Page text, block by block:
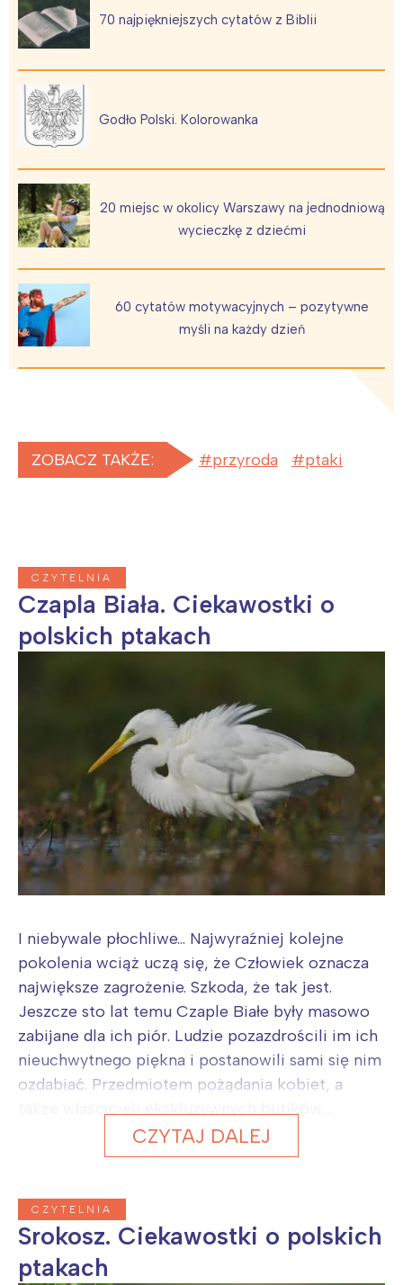
70 najpiękniejszych cytatów z Biblii
Godło Polski. Kolorowanka
20 miejsc w okolicy Warszawy na jednodniową
wycieczkę z dziećmi
60 cytatów motywacyjnych – pozytywne
myśli na każdy dzień
ZOBACZ TAKŻE: przyroda ptaki
CZYTELNIA
Czapla Biała. Ciekawostki o
polskich ptakach
I niebywale płochliwe... Najwyraźniej kolejne
pokolenia wciąż uczą się, że Człowiek oznacza
największe zagrożenie. Szkoda, że tak jest.
Jeszcze sto lat temu Czaple Białe były masowo
zabijane dla ich piór. Ludzie pozazdrościli im ich
nieuchwytnego piękna i postanowili sami się nim
ozdabiać. Przedmiotem pożądania kobiet, a
CZYTAJ DALEJ
CZYTELNIA
Srokosz. Ciekawostki o polskich
ptakach
Interesują mnie wydarzenia z
tego regionu:
Warszawa
Łódź
Trójmiasto
Wrocław
Śląsk
Kraków
Południe
Wybieram